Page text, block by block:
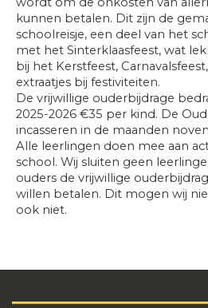
kunnen betalen. Dit zijn de
schoolreisje, een deel van het
met het Sinterklaasfeest, wat
bij het Kerstfeest,
extraatjes bij festiviteiten.
De vrijwillige ouderbijdrage
2025-2026 €35 per kind. De
incasseren in de maanden
Alle leerlingen doen mee aan
school. Wij sluiten geen
ouders de vrijwillige
willen betalen. Dit mogen wij
ook niet.